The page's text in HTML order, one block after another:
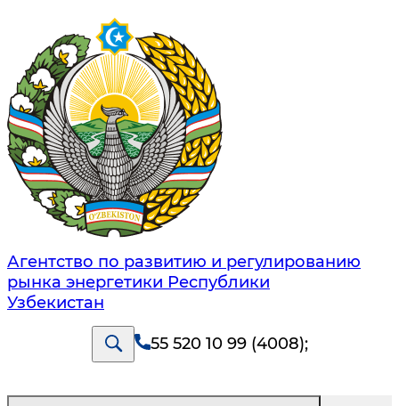
Агентство по развитию и регулированию
рынка энергетики Республики
Узбекистан
55 520 10 99 (4008);